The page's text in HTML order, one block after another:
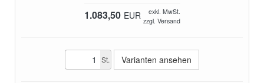
1.083,50 EUR
exkl. MwSt.
zzgl. Versand
St. Varianten ansehen